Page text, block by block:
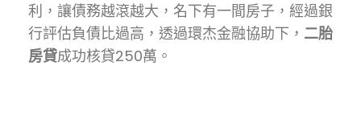
利，讓債務越滾越大，名下有一間房子，經過銀
行評估負債比過高，透過環杰金融協助下， 二胎
房貸成功核貸250萬。